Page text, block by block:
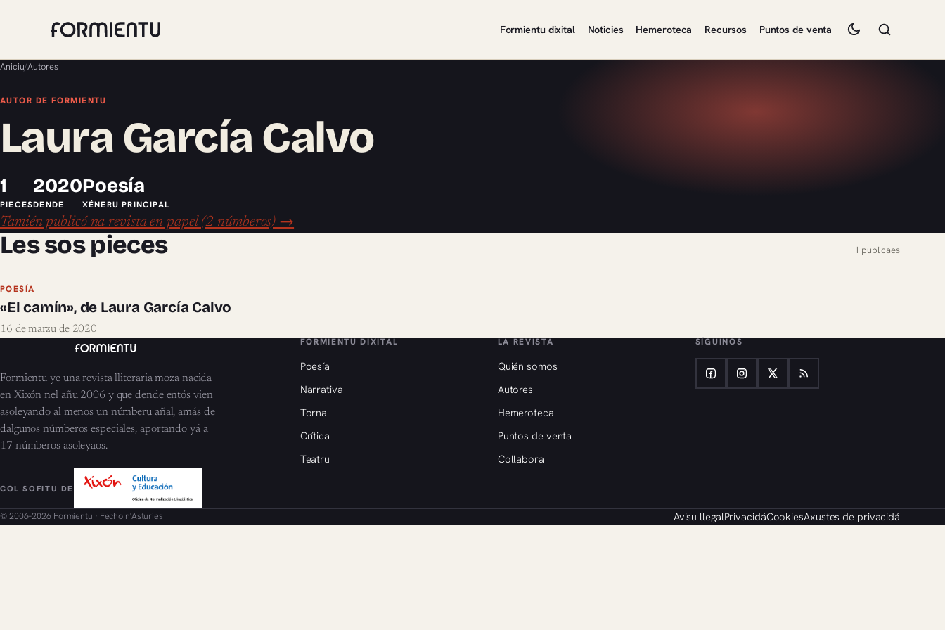
Formientu dixital Noticies Hemeroteca Recursos Puntos de venta
Aniciu/Autores
AUTOR DE FORMIENTU
Laura García Calvo
1
PIECES
2020
DENDE
Poesía
XÉNERU PRINCIPAL
Tamién publicó na revista en papel (2 númberos) →
Les sos pieces 1 publicaes
POESÍA
«El camín», de Laura García Calvo
16 de marzu de 2020
Formientu ye una revista lliteraria moza nacida
en Xixón nel añu 2006 y que dende entós vien
asoleyando al menos un númberu añal, amás de
dalgunos númberos especiales, aportando yá a
17 númberos asoleyaos.
FORMIENTU DIXITAL
Poesía
Narrativa
Torna
Crítica
Teatru
LA REVISTA
Quién somos
Autores
Hemeroteca
Puntos de venta
Collabora
SÍGUINOS
COL SOFITU DE
© 2006–2026 Formientu · Fecho n'Asturies Avisu llegalPrivacidáCookiesAxustes de privacidá